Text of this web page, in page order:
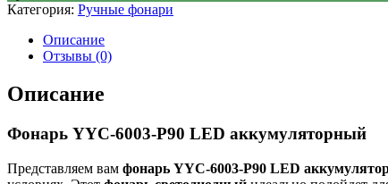
Категория: Ручные фонари
Описание
Отзывы (0)
Описание
Фонарь YYC-6003-P90 LED аккумуляторный
Представляем вам фонарь YYC-6003-P90 LED